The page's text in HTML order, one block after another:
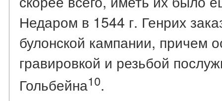
Недаром в 1544 г. Генрих
булонской кампании, причем
гравировкой и резьбой
Гольбейна10.